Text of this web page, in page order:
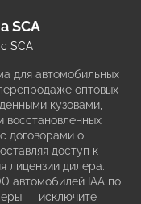
SCA
SCA
для автомобильных
оптовых
кузовами,
восстановленных
договорами о
доступ к
лицензии дилера.
автомобилей IAA по
— исключите